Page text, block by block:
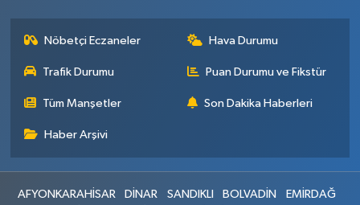
Nöbetçi Eczaneler Hava Durumu
Trafik Durumu Puan Durumu ve Fikstür
Tüm Manşetler Son Dakika Haberleri
Haber Arşivi
AFYONKARAHİSAR DİNAR SANDIKLI BOLVADİN
EMİRDAĞ